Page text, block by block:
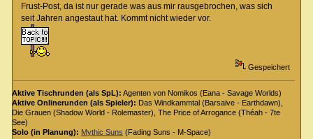
Frust-Post, da ist nur gerade was aus mir rausgebrochen, was sich
seit Jahren angestaut hat. Kommt nicht wieder vor.
Gespeichert
Aktive Tischrunden (als SpL): Agenten von Nomikos (Eana - Savage Worlds)
Aktive Onlinerunden (als Spieler): Das Windkammtal (Barsaive - Earthdawn),
Die Grauen (Shadow World - Rolemaster), The Price of Arrogance (Théah - 7te
See)
Solo (in Planung): Mythic Suns (Fading Suns - M-Space)